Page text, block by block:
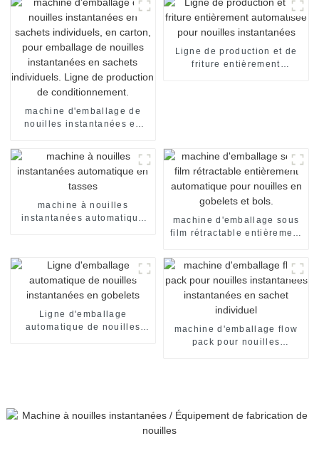
machine d'emballage de
nouilles instantanées en
carton, pour emballage de
nouilles instantanées en
sachets individuels. Ligne
de production de
conditionnement.
Ligne de production et de
friture entièrement
machine à nouilles
instantanées automatique
machine d'emballage sous
film rétractable entièrement
Ligne d'emballage
automatique de nouilles
machine d'emballage flow
pack pour nouilles